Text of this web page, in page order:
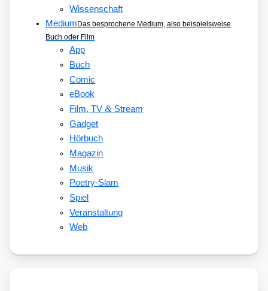
Wissenschaft
Medium Das besprochene Medium, also beispielsweise
Buch oder Film
App
Buch
Comic
eBook
Film, TV&Stream
Gadget
Hörbuch
Magazin
Musik
Poetry-Slam
Spiel
Veranstaltung
Web